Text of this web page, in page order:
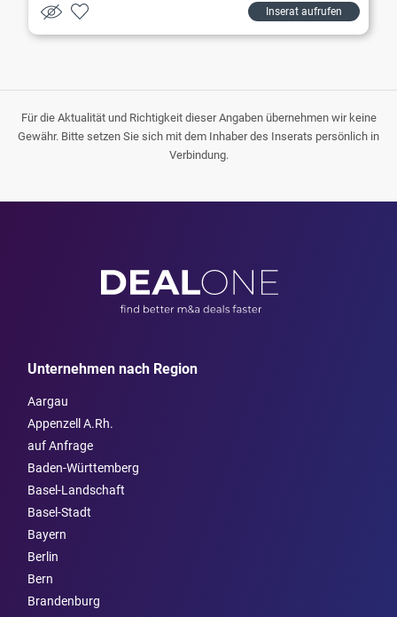
Inserat aufrufen
Für die Aktualität und Richtigkeit dieser Angaben übernehmen wir keine
Gewähr. Bitte setzen Sie sich mit dem Inhaber des Inserats persönlich in
Verbindung.
Unternehmen nach Region
Aargau
Appenzell A.Rh.
auf Anfrage
Baden-Württemberg
Basel-Landschaft
Basel-Stadt
Bayern
Berlin
Bern
Brandenburg